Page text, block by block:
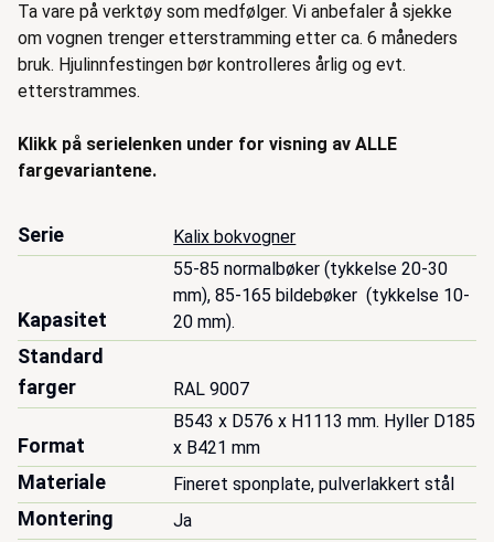
Ta vare på verktøy som medfølger. Vi anbefaler å sjekke
om vognen trenger etterstramming etter ca. 6 måneders
bruk. Hjulinnfestingen bør kontrolleres årlig og evt.
etterstrammes.
Klikk på serielenken under for visning av ALLE
fargevariantene.
Serie Kalix bokvogner
Kapasitet
55-85 normalbøker (tykkelse 20-30
mm), 85-165 bildebøker  (tykkelse 10-
20 mm).
Standard
farger
RAL 9007
Format
B543 x D576 x H1113 mm. Hyller D185
x B421 mm
Materiale Fineret sponplate, pulverlakkert stål
Montering Ja